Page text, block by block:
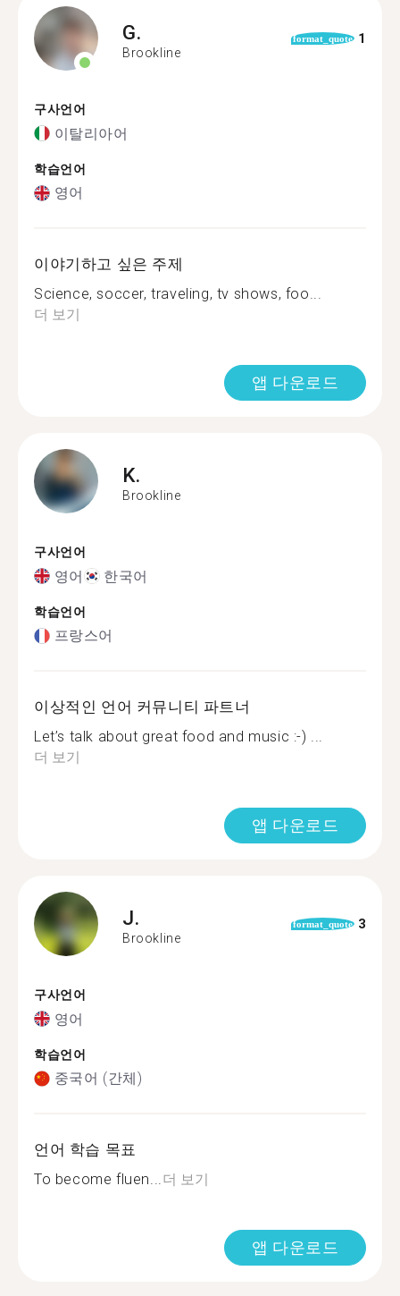
G.
Brookline
format_quote 1
구사언어
이탈리아어
학습언어
영어
이야기하고 싶은 주제
Science, soccer, traveling, tv shows, foo...
더 보기
앱 다운로드
K.
Brookline
구사언어
영어 한국어
학습언어
프랑스어
이상적인 언어 커뮤니티 파트너
Let’s talk about great food and music :-) ...
더 보기
앱 다운로드
J.
Brookline
format_quote 3
구사언어
영어
학습언어
중국어 (간체)
언어 학습 목표
To become fluen...더 보기
앱 다운로드